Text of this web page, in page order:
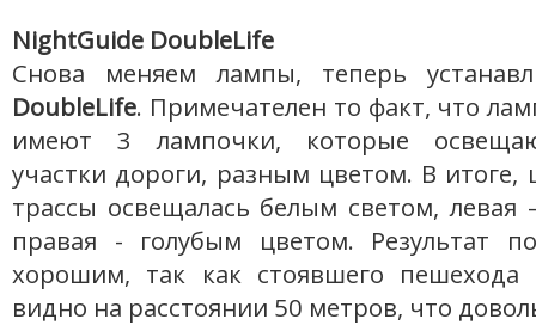
NightGuide DoubleLife
Снова меняем лампы, теперь
DoubleLife. Примечателен то факт, что
имеют 3 лампочки, которые
участки дороги, разным цветом. В итоге,
трассы освещалась белым светом, левая
правая - голубым цветом. Результат
хорошим, так как стоявшего
видно на расстоянии 50 метров, что